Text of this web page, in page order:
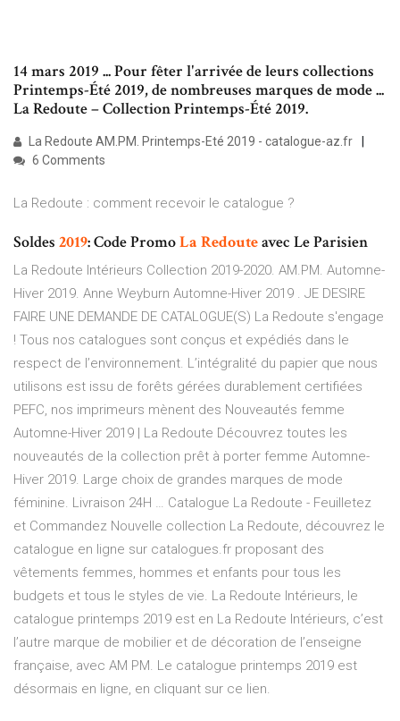
14 mars 2019 ... Pour fêter l'arrivée de leurs collections
Printemps-Été 2019, de nombreuses marques de mode ...
La Redoute – Collection Printemps-Été 2019.
La Redoute AM.PM. Printemps-Eté 2019 - catalogue-az.fr
6 Comments
La Redoute : comment recevoir le catalogue ?
Soldes 2019: Code PromoLa Redouteavec Le Parisien
La Redoute Intérieurs Collection 2019-2020. AM.PM. Automne-
Hiver 2019. Anne Weyburn Automne-Hiver 2019 . JE DESIRE
FAIRE UNE DEMANDE DE CATALOGUE(S) La Redoute s'engage
! Tous nos catalogues sont conçus et expédiés dans le
respect de l’environnement. L’intégralité du papier que nous
utilisons est issu de forêts gérées durablement certifiées
PEFC, nos imprimeurs mènent des Nouveautés femme
Automne-Hiver 2019 | La Redoute Découvrez toutes les
nouveautés de la collection prêt à porter femme Automne-
Hiver 2019. Large choix de grandes marques de mode
féminine. Livraison 24H … Catalogue La Redoute - Feuilletez
et Commandez Nouvelle collection La Redoute, découvrez le
catalogue en ligne sur catalogues.fr proposant des
vêtements femmes, hommes et enfants pour tous les
budgets et tous le styles de vie. La Redoute Intérieurs, le
catalogue printemps 2019 est en La Redoute Intérieurs, c’est
l’autre marque de mobilier et de décoration de l’enseigne
française, avec AM PM. Le catalogue printemps 2019 est
désormais en ligne, en cliquant sur ce lien.